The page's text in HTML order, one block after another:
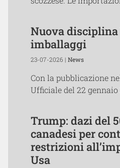
Nuova
imballaggi
23-07-2026 | News
Con la pubblicazione
Ufficiale del 22 gennaio
Trump: dazi del
canadesi per
restrizioni
Usa